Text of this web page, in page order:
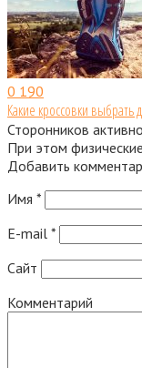
0 190
Какие кроссовки
Сторонников
При этом
Добавить
Имя *
E-mail *
Сайт
Комментарий